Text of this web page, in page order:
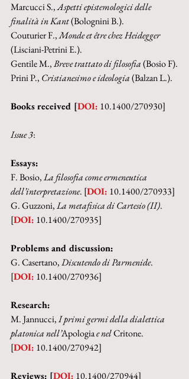
Marcucci S., Aspetti epistemologici delle
finalità in Kant (Bolognini B.).
Couturier F., Monde et être chez Heidegger
(Lisciani-Petrini E.).
Gentile M., Breve trattato di filosofia (Bosio F).
Prini P., Cristianesimo e ideologia (Balzan L.).
Books received [DOI: 10.1400/270930]
Issue 3:
Essays:
F. Bosio, La filosofia come ermeneutica
dell’interpretazione. [DOI: 10.1400/270933]
G. Guzzoni, La metafisica di Cartesio (II).
[DOI: 10.1400/270935]
Problems and discussion:
G. Casertano, Discutendo di Parmenide.
[DOI: 10.1400/270936]
Research:
M. Jannucci, I primi germi della dialettica
platonica nell’Apologia e nel Critone.
[DOI: 10.1400/270942]
Reviews: [DOI: 10.1400/270944]